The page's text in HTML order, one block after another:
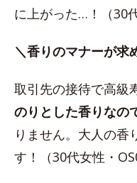
に上がった…！（30
＼香りのマナーが
取引先の接待で高級
のりとした香りなの
りません。大人の香
す！（30代女性・